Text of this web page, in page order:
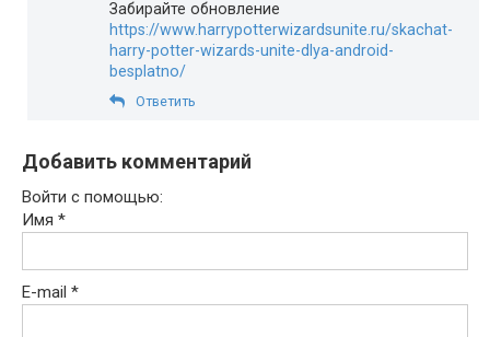
Забирайте обновление
https://www.harrypotterwizardsunite.ru/skachat-
harry-potter-wizards-unite-dlya-android-
besplatno/
Ответить
Добавить комментарий
Войти с помощью:
Имя *
E-mail *